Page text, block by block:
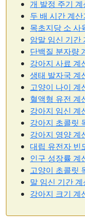
개 발정 주기 계
두 배 시간 계산
목초지당 소 사
암말 임신 기간
단백질 분자량
강아지 사료 계
생태 발자국 계
고양이 나이 계
혈액형 유전 계
강아지 임신 계
강아지 초콜릿
강아지 영양 계
대립 유전자 빈
인구 성장률 계
고양이 초콜릿
말 임신 기간 계
강아지 크기 계